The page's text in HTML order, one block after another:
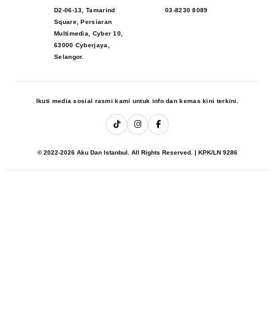
D2-06-13, Tamarind
Square, Persiaran
Multimedia, Cyber 10,
63000 Cyberjaya,
Selangor.
03-8230 8089
Ikuti media sosial rasmi kami untuk info dan kemas kini terkini.
© 2022-2026 Aku Dan Istanbul. All Rights Reserved. | KPK/LN 9286